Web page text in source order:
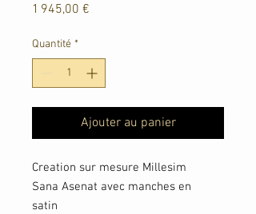
1 945,00 €
Quantité *
Ajouter au panier
Creation sur mesure Millesim
Sana Asenat avec manches en
satin